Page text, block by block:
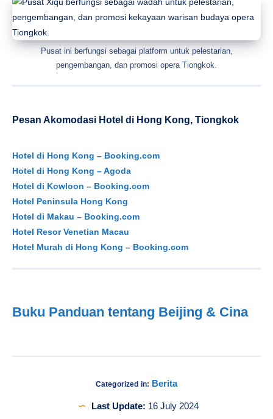
Pusat ini berfungsi sebagai platform untuk pelestarian,
pengembangan, dan promosi opera Tiongkok.
Pesan Akomodasi Hotel di Hong Kong, Tiongkok
Hotel di Hong Kong – Booking.com
Hotel di Hong Kong – Agoda
Hotel di Kowloon – Booking.com
Hotel Peninsula Hong Kong
Hotel di Makau – Booking.com
Hotel Resor Venetian Macau
Hotel Murah di Hong Kong – Booking.com
Buku Panduan tentang Beijing & Cina
Categorized in: Berita
Last Update: 16 July 2024